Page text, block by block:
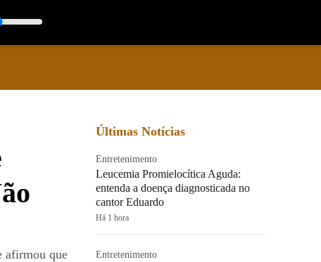
afirmou que
Últimas Notícias
Entretenimento
Leucemia Promielocítica Aguda:
entenda a doença diagnosticada no
cantor Eduardo
Há 1 hora
Entretenimento